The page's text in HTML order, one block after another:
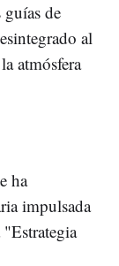
guías de
al
atmósfera
ha
impulsada